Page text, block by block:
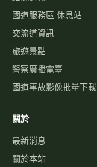
國道服務區 休息站
交流道資訊
旅遊景點
警察廣播電臺
國道事故影像批量下載
關於
最新消息
關於本站